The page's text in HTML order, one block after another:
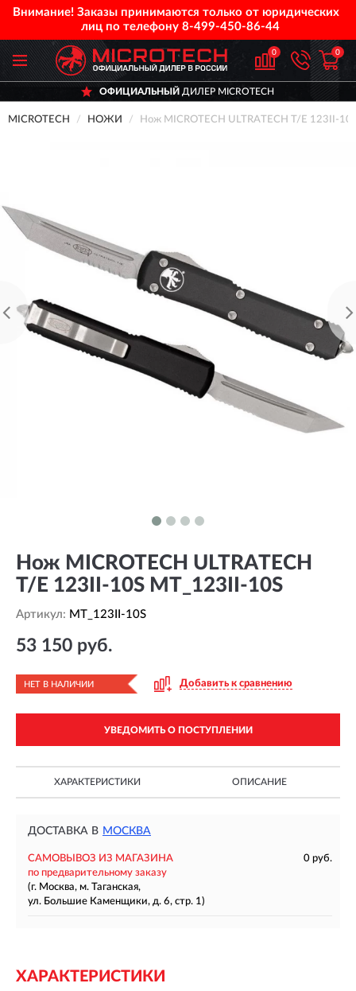
Внимание! Заказы принимаются только от юридических
лиц по телефону 8-499-450-86-44
0 0
ОФИЦИАЛЬНЫЙДИЛЕР MICROTECH
MICROTECH НОЖИ Нож MICROTECH ULTRATECH T/E 123II-
Нож MICROTECH ULTRATECH
T/E 123II-10S MT_123II-10S
Артикул: MT_123II-10S
53 150 руб.
НЕТ В НАЛИЧИИ Добавить к сравнению
УВЕДОМИТЬ О ПОСТУПЛЕНИИ
ХАРАКТЕРИСТИКИ ОПИСАНИЕ
ДОСТАВКА В МОСКВА
САМОВЫВОЗ ИЗ МАГАЗИНА
0 руб.
по предварительному заказу
(г. Москва, м. Таганская,
ул. Большие Каменщики, д. 6, стр. 1)
ХАРАКТЕРИСТИКИ